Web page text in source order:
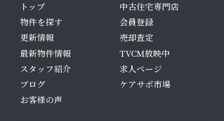
トップ
物件を探す
更新情報
最新物件情報
スタッフ紹介
ブログ
お客様の声
中古住宅専門店
会員登録
売却査定
TVCM放映中
求人ページ
ケアサポ市場